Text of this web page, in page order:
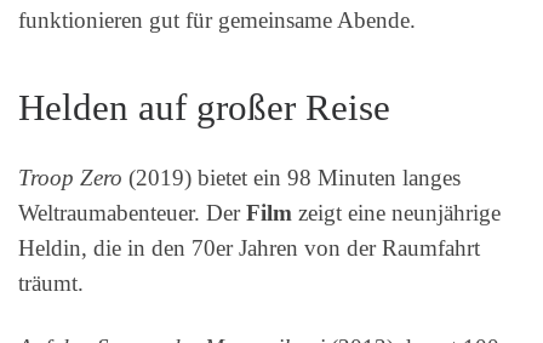
funktionieren gut für gemeinsame Abende.
Helden auf großer Reise
Troop Zero (2019) bietet ein 98 Minuten langes
Weltraumabenteuer. DerFilm zeigt eine neunjährige
Heldin, die in den 70er Jahren von der Raumfahrt
träumt.